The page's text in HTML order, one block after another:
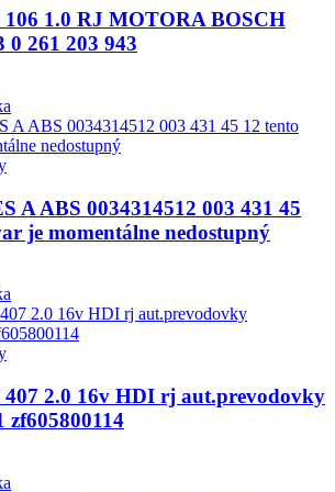
1.0 RJ MOTORA BOSCH
0 261 203 943
A ABS 0034314512 003 431 45
je momentálne nedostupný
2.0 16v HDI rj aut.prevodovky
zf605800114